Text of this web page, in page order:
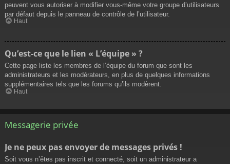
peuvent vous autoriser à modifier vous-même votre groupe d’utilisateurs
par défaut depuis le panneau de contrôle de l’utilisateur.
Haut
Qu’est-ce que le lien « L’équipe » ?
Cette page liste les membres de l’équipe du forum que sont les
administrateurs et les modérateurs, en plus de quelques informations
supplémentaires tels que les forums qu’ils modèrent.
Haut
Messagerie privée
Je ne peux pas envoyer de messages privés !
Soit vous n’êtes pas inscrit et connecté, soit un administrateur a